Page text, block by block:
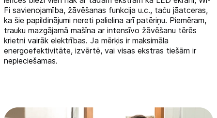
Fi savienojamība, žāvēšanas funkcija u.c., taču jāatceras,
ka šie papildinājumi nereti palielina arī patēriņu. Piemēram,
trauku mazgājamā mašīna ar intensīvo žāvēšanu tērēs
krietni vairāk elektrības. Ja mērķis ir maksimāla
energoefektivitāte, izvērtē, vai visas ekstras tiešām ir
nepieciešamas.